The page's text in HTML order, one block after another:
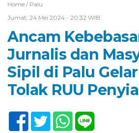
Home / Palu
Jumat, 24 Mei 2024 - 20:32 WIB
Ancam
Jurnalis dan
Sipil di Palu
Tolak RUU